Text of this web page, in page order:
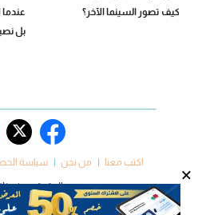
×
كيف تصور السينما الآخر؟
بل
اكتب معنا من نحن سياسة
جميع الحقوق محفوظة